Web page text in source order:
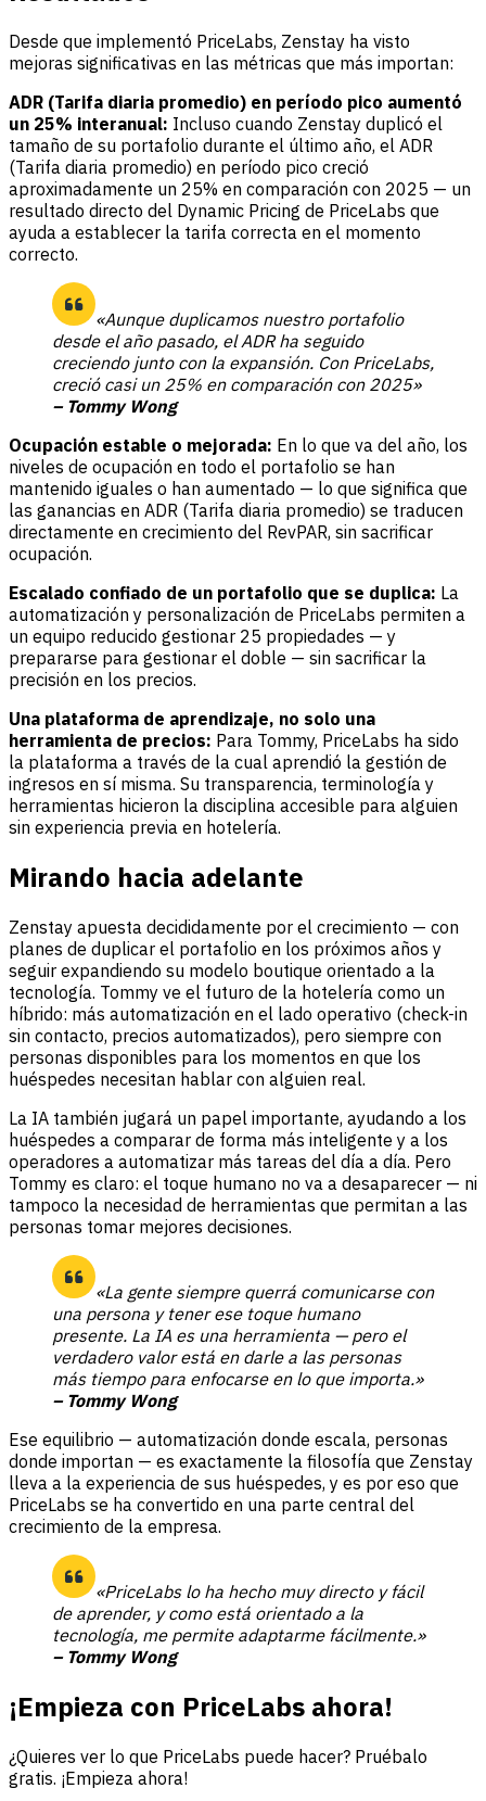
Desde que implementó PriceLabs, Zenstay ha visto
mejoras significativas en las métricas que más importan:
ADR (Tarifa diaria promedio) en período pico aumentó
un 25% interanual: Incluso cuando Zenstay duplicó el
tamaño de su portafolio durante el último año, el ADR
(Tarifa diaria promedio) en período pico creció
aproximadamente un 25% en comparación con 2025 — un
resultado directo del Dynamic Pricing de PriceLabs que
ayuda a establecer la tarifa correcta en el momento
correcto.
«Aunque duplicamos nuestro portafolio
desde el año pasado, el ADR ha seguido
creciendo junto con la expansión. Con PriceLabs,
creció casi un 25% en comparación con 2025»
– Tommy Wong
Ocupación estable o mejorada: En lo que va del año, los
niveles de ocupación en todo el portafolio se han
mantenido iguales o han aumentado — lo que significa que
las ganancias en ADR (Tarifa diaria promedio) se traducen
directamente en crecimiento del RevPAR, sin sacrificar
ocupación.
Escalado confiado de un portafolio que se duplica: La
automatización y personalización de PriceLabs permiten a
un equipo reducido gestionar 25 propiedades — y
prepararse para gestionar el doble — sin sacrificar la
precisión en los precios.
Una plataforma de aprendizaje, no solo una
herramienta de precios: Para Tommy, PriceLabs ha sido
la plataforma a través de la cual aprendió la gestión de
ingresos en sí misma. Su transparencia, terminología y
herramientas hicieron la disciplina accesible para alguien
sin experiencia previa en hotelería.
Mirando hacia adelante
Zenstay apuesta decididamente por el crecimiento — con
planes de duplicar el portafolio en los próximos años y
seguir expandiendo su modelo boutique orientado a la
tecnología. Tommy ve el futuro de la hotelería como un
híbrido: más automatización en el lado operativo (check-in
sin contacto, precios automatizados), pero siempre con
personas disponibles para los momentos en que los
huéspedes necesitan hablar con alguien real.
La IA también jugará un papel importante, ayudando a los
huéspedes a comparar de forma más inteligente y a los
operadores a automatizar más tareas del día a día. Pero
Tommy es claro: el toque humano no va a desaparecer — ni
tampoco la necesidad de herramientas que permitan a las
personas tomar mejores decisiones.
«La gente siempre querrá comunicarse con
una persona y tener ese toque humano
presente. La IA es una herramienta — pero el
verdadero valor está en darle a las personas
más tiempo para enfocarse en lo que importa.»
– Tommy Wong
Ese equilibrio — automatización donde escala, personas
donde importan — es exactamente la filosofía que Zenstay
lleva a la experiencia de sus huéspedes, y es por eso que
PriceLabs se ha convertido en una parte central del
crecimiento de la empresa.
«PriceLabs lo ha hecho muy directo y fácil
de aprender, y como está orientado a la
tecnología, me permite adaptarme fácilmente.»
– Tommy Wong
¡Empieza con PriceLabs ahora!
¿Quieres ver lo que PriceLabs puede hacer? Pruébalo
gratis. ¡Empieza ahora!